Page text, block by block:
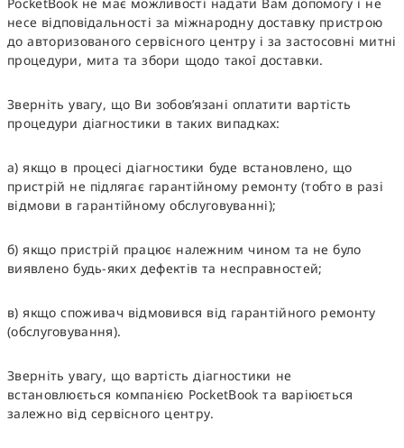
PocketBook не має можливості надати Вам допомогу і не
несе відповідальності за міжнародну доставку пристрою
до авторизованого сервісного центру і за застосовні митні
процедури, мита та збори щодо такої доставки.
Зверніть увагу, що Ви зобов’язані оплатити вартість
процедури діагностики в таких випадках:
а) якщо в процесі діагностики буде встановлено, що
пристрій не підлягає гарантійному ремонту (тобто в разі
відмови в гарантійному обслуговуванні);
б) якщо пристрій працює належним чином та не було
виявлено будь-яких дефектів та несправностей;
в) якщо споживач відмовився від гарантійного ремонту
(обслуговування).
Зверніть увагу, що вартість діагностики не
встановлюється компанією PocketBook та варіюється
залежно від сервісного центру.